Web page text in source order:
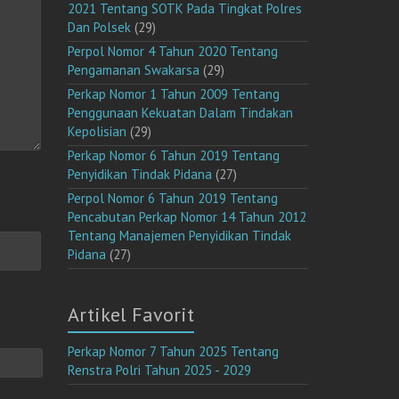
2021 Tentang SOTK Pada Tingkat Polres
Dan Polsek (29)
Perpol Nomor 4 Tahun 2020 Tentang
Pengamanan Swakarsa (29)
Perkap Nomor 1 Tahun 2009 Tentang
Penggunaan Kekuatan Dalam Tindakan
Kepolisian (29)
Perkap Nomor 6 Tahun 2019 Tentang
Penyidikan Tindak Pidana (27)
Perpol Nomor 6 Tahun 2019 Tentang
Pencabutan Perkap Nomor 14 Tahun 2012
Tentang Manajemen Penyidikan Tindak
Pidana (27)
Artikel Favorit
Perkap Nomor 7 Tahun 2025 Tentang
Renstra Polri Tahun 2025 - 2029